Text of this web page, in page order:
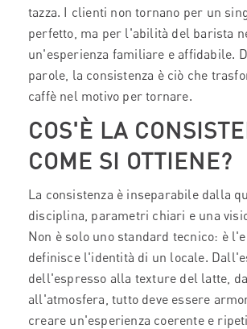
tazza. I clienti non tornano per un
perfetto, ma per l'abilità del barista
un'esperienza familiare e affidabile.
parole, la consistenza è ciò che
caffè nel motivo per tornare.
COS'È LA
COME SI OTTIENE?
La consistenza è inseparabile dalla
disciplina, parametri chiari e una
Non è solo uno standard tecnico: è
definisce l'identità di un locale.
dell'espresso alla texture del latte,
all'atmosfera, tutto deve essere
creare un'esperienza coerente e